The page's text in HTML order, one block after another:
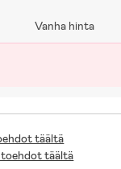
Vanha hinta
täältä
täältä